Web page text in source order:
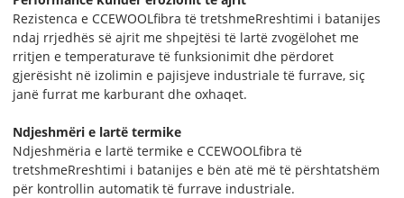
Rezistenca e CCEWOOLfibra të tretshmeRreshtimi i batanijes
ndaj rrjedhës së ajrit me shpejtësi të lartë zvogëlohet me
rritjen e temperaturave të funksionimit dhe përdoret
gjerësisht në izolimin e pajisjeve industriale të furrave, siç
janë furrat me karburant dhe oxhaqet.
Ndjeshmëri e lartë termike
Ndjeshmëria e lartë termike e CCEWOOLfibra të
tretshmeRreshtimi i batanijes e bën atë më të përshtatshëm
për kontrollin automatik të furrave industriale.